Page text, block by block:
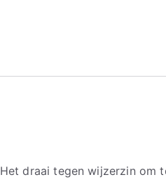
Het draai tegen wijzerzin om